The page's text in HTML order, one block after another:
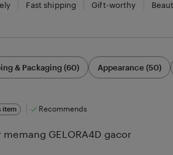
Fast shipping Gift-worthy
& Packaging (60) Appearance (50)
item Recommends
GELORA4D gacor